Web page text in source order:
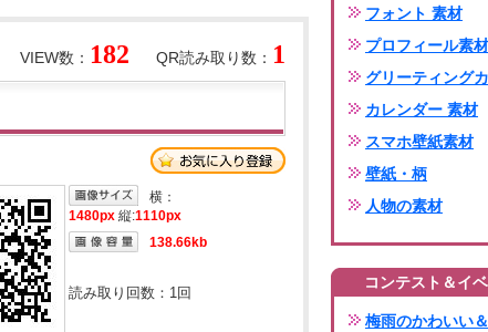
QR読み取り数： 1
VIEW数： 182
横：
1480px 縦:1110px
138.66kb
読み取り回数： 1回
フォント 素材
プロフィール素材
グリーティング
カレンダー 素材
スマホ壁紙素材
壁紙・柄
人物の素材
コンテスト＆イ
梅雨のかわいい